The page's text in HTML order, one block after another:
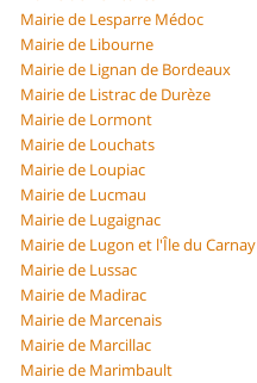
Mairie de Lesparre Médoc
Mairie de Libourne
Mairie de Lignan de Bordeaux
Mairie de Listrac de Durèze
Mairie de Lormont
Mairie de Louchats
Mairie de Loupiac
Mairie de Lucmau
Mairie de Lugaignac
Mairie de Lugon et l'Île du Carnay
Mairie de Lussac
Mairie de Madirac
Mairie de Marcenais
Mairie de Marcillac
Mairie de Marimbault